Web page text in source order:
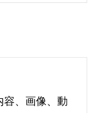
容、画像、動